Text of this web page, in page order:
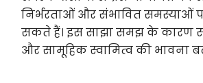
निर्भरताओं और संभावित समस्याओं
सकते हैं। इस साझा समझ के कारण
और सामूहिक स्वामित्व की भावना